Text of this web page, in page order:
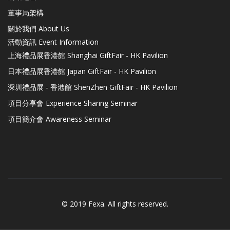
董事局架構
關於我們 About Us
活動資訊 Event Information
上海禮品展香港館 Shanghai GiftFair - HK Pavilion
日本禮品展香港館 Japan GiftFair - HK Pavilion
深圳禮品展 - 香港館 ShenZhen GiftFair - HK Pavilion
項目分享會 Experience Sharing Seminar
項目簡介會 Awareness Seminar
© 2019 Fexa. All rights reserved.